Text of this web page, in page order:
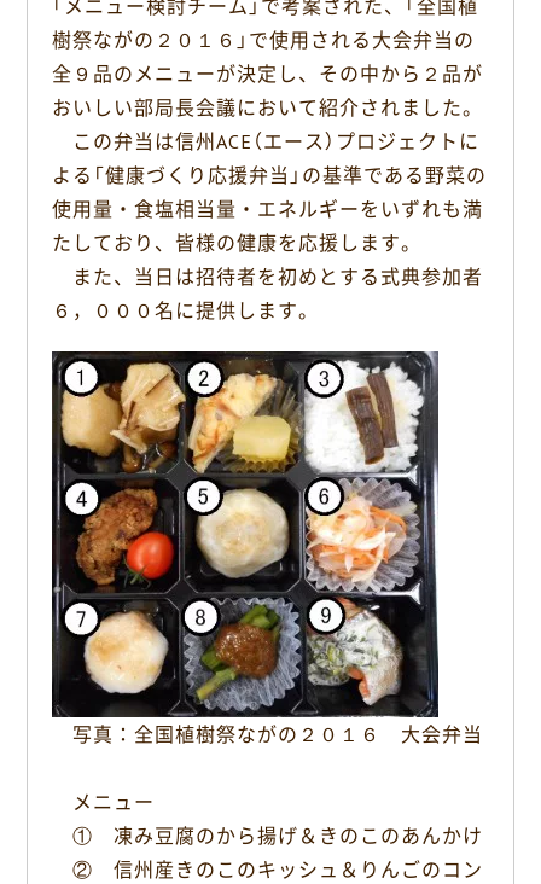
k
「メニュー検討チーム」で考案された、「全国植
樹祭ながの２０１６」で使用される大会弁当の
全９品のメニューが決定し、その中から２品が
おいしい部局長会議において紹介されました。
この弁当は信州ACE（エース）プロジェクトに
よる「健康づくり応援弁当」の基準である野菜の
使用量・食塩相当量・エネルギーをいずれも満
たしており、皆様の健康を応援します。
また、当日は招待者を初めとする式典参加者
６，０００名に提供します。
写真：全国植樹祭ながの２０１６ 大会弁当
メニュー
① 凍み豆腐のから揚げ＆きのこのあんかけ
② 信州産きのこのキッシュ＆りんごのコン